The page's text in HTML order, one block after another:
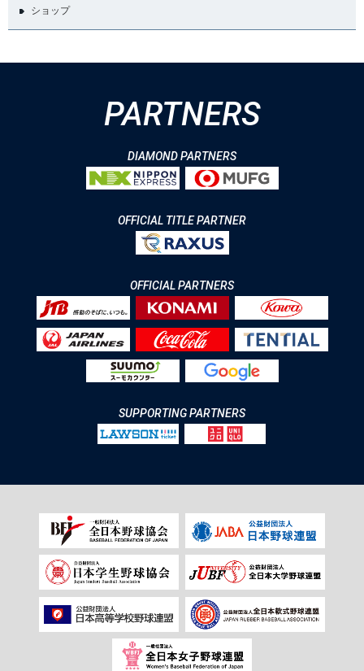
ショップ
PARTNERS
DIAMOND PARTNERS
OFFICIAL TITLE PARTNER
OFFICIAL PARTNERS
SUPPORTING PARTNERS